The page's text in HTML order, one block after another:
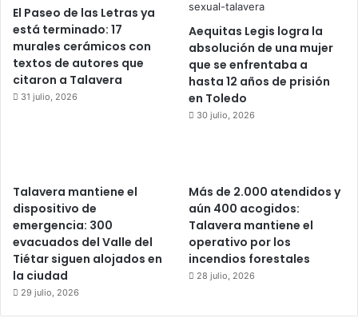
El Paseo de las Letras ya
está terminado: 17
murales cerámicos con
textos de autores que
citaron a Talavera
31 julio, 2026
Aequitas Legis logra la
absolución de una mujer
que se enfrentaba a
hasta 12 años de prisión
en Toledo
30 julio, 2026
Talavera mantiene el
dispositivo de
emergencia: 300
evacuados del Valle del
Tiétar siguen alojados en
la ciudad
29 julio, 2026
Más de 2.000 atendidos y
aún 400 acogidos:
Talavera mantiene el
operativo por los
incendios forestales
28 julio, 2026